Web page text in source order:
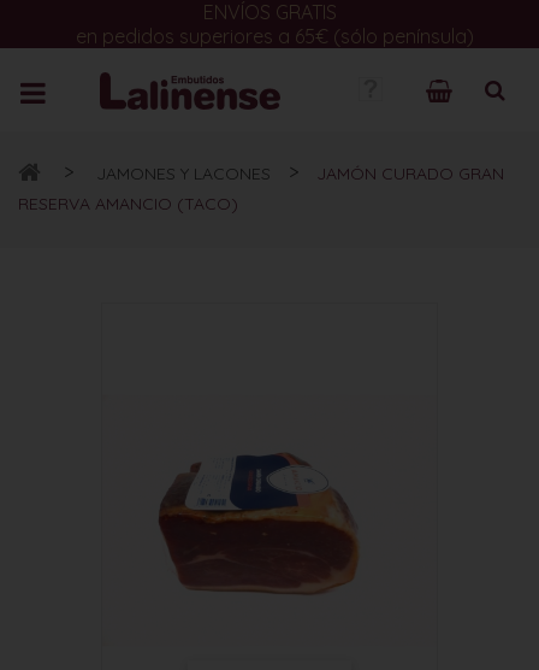
ENVÍOS GRATIS
en pedidos superiores a 65€ (sólo península)
> JAMONES Y LACONES >
JAMÓN CURADO GRAN
RESERVA AMANCIO (TACO)